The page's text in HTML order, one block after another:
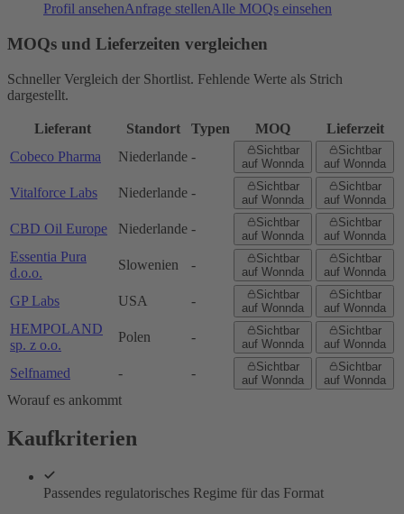
Profil ansehenAnfrage stellenAlle MOQs einsehen
MOQs und Lieferzeiten vergleichen
Schneller Vergleich der Shortlist. Fehlende Werte als Strich
dargestellt.
Lieferant Standort Typen MOQ
Lieferzeit
Cobeco Pharma
Niederlande -
Sichtbar
auf Wonnda
Sichtbar
auf Wonnda
Vitalforce Labs Niederlande -
Sichtbar
auf Wonnda
Sichtbar
auf Wonnda
CBD Oil Europe Niederlande -
Sichtbar
auf Wonnda
Sichtbar
auf Wonnda
Essentia Pura
d.o.o.
Slowenien -
Sichtbar
auf Wonnda
Sichtbar
auf Wonnda
GP Labs USA -
Sichtbar
auf Wonnda
Sichtbar
auf Wonnda
HEMPOLAND
sp. z o.o.
Polen -
Sichtbar
auf Wonnda
Sichtbar
auf Wonnda
Selfnamed - -
Sichtbar
auf Wonnda
Sichtbar
auf Wonnda
Worauf es ankommt
Kaufkriterien
Passendes regulatorisches Regime für das Format